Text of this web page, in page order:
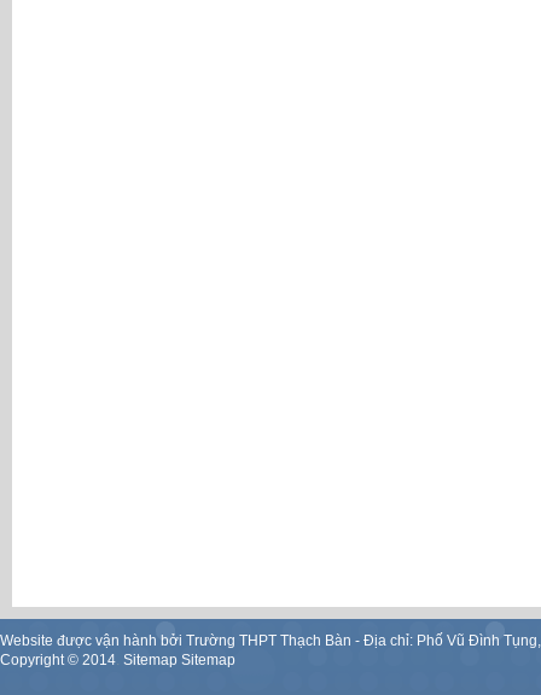
Website được vận hành bởi Trường THPT Thạch Bàn - Địa chỉ: Phố Vũ Đình
Copyright © 2014. Sitemap Sitemap